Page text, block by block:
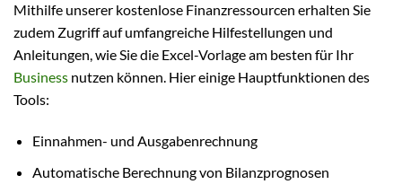
Mithilfe unserer kostenlose Finanzressourcen erhalten Sie
zudem Zugriff auf umfangreiche Hilfestellungen und
Anleitungen, wie Sie die Excel-Vorlage am besten für Ihr
Business nutzen können. Hier einige Hauptfunktionen des
Tools:
Einnahmen- und Ausgabenrechnung
Automatische Berechnung von Bilanzprognosen